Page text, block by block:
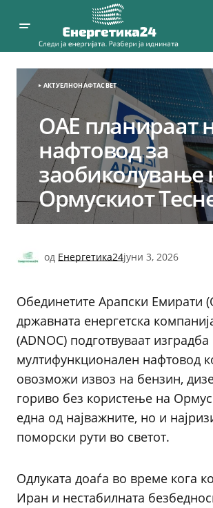
АКТУЕЛНОНАФТАСВЕТ
ОАЕ планираат
нафтовод за
заобиколување
Ормускиот
од Енергетика24јуни 3, 2026
Обединетите Арапски Емирати
државната енергетска
(ADNOC) подготвуваат
мултифункционален нафтовод
овозможи извоз на бензин,
гориво без користење на
една од најважните, но и
поморски рути во светот.
Одлуката доаѓа во време кога
Иран и нестабилната